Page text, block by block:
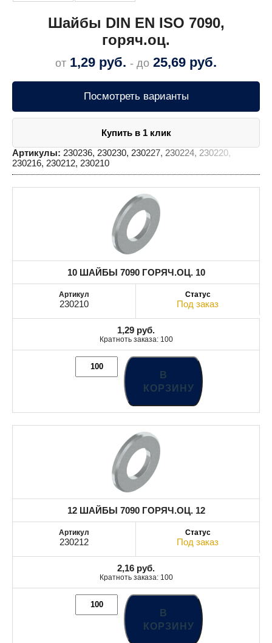
Шайбы DIN EN ISO 7090,
горяч.оц.
от 1,29 руб. - до 25,69 руб.
Посмотреть варианты
Купить в 1 клик
Артикулы: 230236, 230230, 230227, 230224, 230220,
230216, 230212, 230210
10 ШАЙБЫ 7090 ГОРЯЧ.ОЦ. 10
230210 Под заказ
1,29 руб.
Кратноть заказа: 100
В
КОРЗИНУ
12 ШАЙБЫ 7090 ГОРЯЧ.ОЦ. 12
230212 Под заказ
2,16 руб.
Кратноть заказа: 100
В
КОРЗИНУ